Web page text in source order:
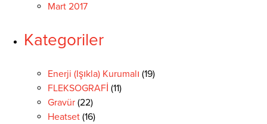
Mart 2017
Kategoriler
Enerji (Işıkla) Kurumalı (19)
FLEKSOGRAFİ (11)
Gravür (22)
Heatset (16)